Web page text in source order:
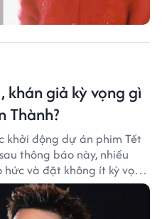
khán giả kỳ vọng gì
Thành?
khởi động dự án phim Tết
thông báo này, nhiều
và đặt không ít kỳ vọng